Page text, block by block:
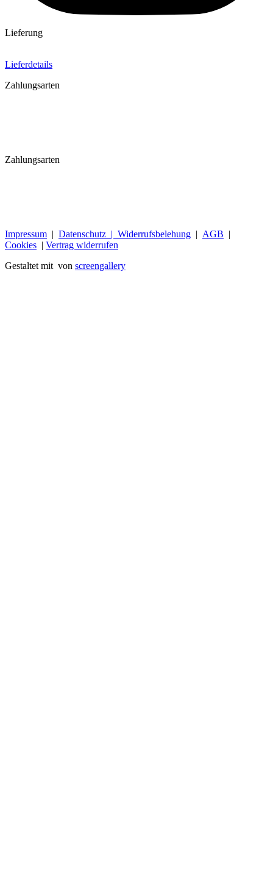
Lieferung
Lieferdetails
Zahlungsarten
Zahlungsarten
Impressum | Datenschutz | Widerrufsbelehung | AGB |
Cookies | Vertrag widerrufen
Gestaltet mit von screengallery